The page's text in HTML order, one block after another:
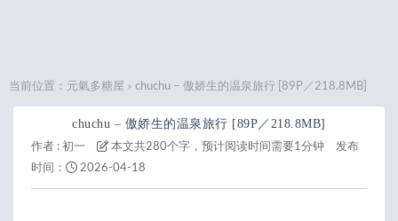
当前位置： 元氣多糖屋 > chuchu – 傲娇生的温泉旅行 [89P／218.8MB]
chuchu – 傲娇生的温泉旅行 [89P／218.8MB]
作者 : 初一 本文共280个字，预计阅读时间需要1分钟
发布
时间：
2026-04-18